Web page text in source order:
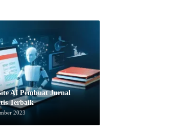
AI Pembuat Jurnal
Terbaik
2023